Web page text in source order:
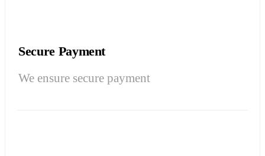
Secure Payment
We ensure secure payment